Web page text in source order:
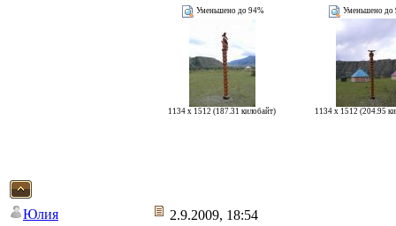
Уменьшено до 94%
1134 x 1512 (187.31 килобайт)
Уменьшено до
1134 x 1512 (204.95
Юлия 2.9.2009, 18:54